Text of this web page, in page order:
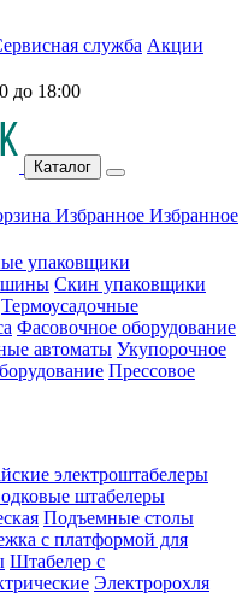
служба Акции
до 18:00
Каталог
Избранное Избранное
упаковщики
Скин упаковщики
Термоусадочные
Фасовочное оборудование
автоматы Укупорочное
Прессовое
электроштабелеры
штабелеры
Подъемные столы
с платформой для
Штабелер с
Электророхля